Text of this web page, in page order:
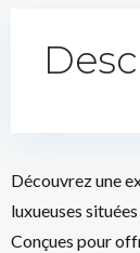
Découvrez une
luxueuses
Conçues pour